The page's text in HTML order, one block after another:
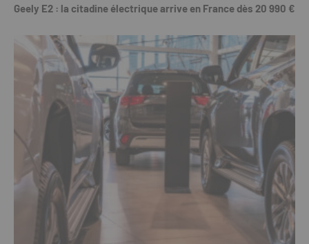
Geely E2 : la citadine électrique arrive en France dès 20 990 €